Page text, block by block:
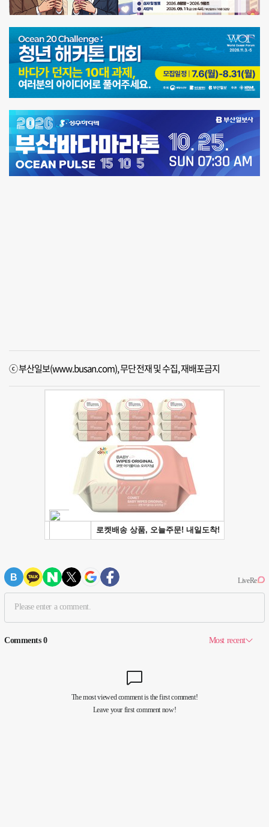
ⓒ 부산일보(www.busan.com), 무단전재 및 수집, 재배포금지